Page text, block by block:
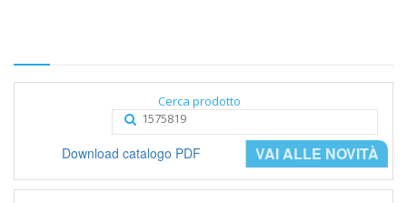
Cerca prodotto
VAI ALLE NOVITÀ
Download catalogo PDF